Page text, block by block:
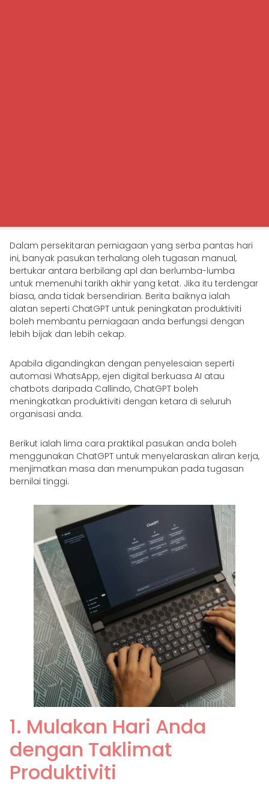
Dalam persekitaran perniagaan yang serba pantas hari
ini, banyak pasukan terhalang oleh tugasan manual,
bertukar antara berbilang apl dan berlumba-lumba
untuk memenuhi tarikh akhir yang ketat. Jika itu terdengar
biasa, anda tidak bersendirian. Berita baiknya ialah
alatan seperti ChatGPT untuk peningkatan produktiviti
boleh membantu perniagaan anda berfungsi dengan
lebih bijak dan lebih cekap.
Apabila digandingkan dengan penyelesaian seperti
automasi WhatsApp, ejen digital berkuasa AI atau
chatbots daripada Callindo, ChatGPT boleh
meningkatkan produktiviti dengan ketara di seluruh
organisasi anda.
Berikut ialah lima cara praktikal pasukan anda boleh
menggunakan ChatGPT untuk menyelaraskan aliran kerja,
menjimatkan masa dan menumpukan pada tugasan
bernilai tinggi.
1. Mulakan Hari Anda
dengan Taklimat
Produktiviti